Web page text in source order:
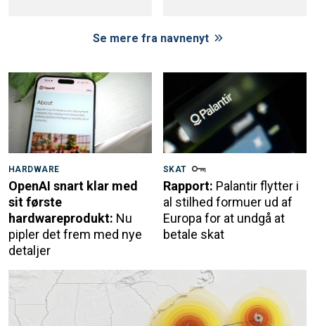
Se mere fra navnenyt
HARDWARE
OpenAI snart klar med
sit første
hardwareprodukt: Nu
pipler det frem med nye
detaljer
SKAT
Rapport: Palantir flytter i
al stilhed formuer ud af
Europa for at undgå at
betale skat